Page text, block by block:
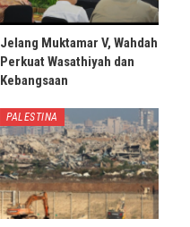
Jelang Muktamar V, Wahdah
Perkuat Wasathiyah dan
Kebangsaan
PALESTINA